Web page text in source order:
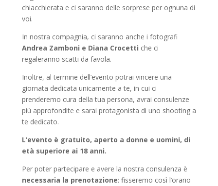
chiacchierata e ci saranno delle sorprese per ognuna di
voi.
In nostra compagnia, ci saranno anche i fotografi
Andrea Zamboni e Diana Crocetti che ci
regaleranno scatti da favola.
Inoltre, al termine dell’evento potrai vincere una
giornata dedicata unicamente a te, in cui ci
prenderemo cura della tua persona, avrai consulenze
più approfondite e sarai protagonista di uno shooting a
te dedicato.
L’evento è gratuito, aperto a donne e uomini, di
età superiore ai 18 anni.
Per poter partecipare e avere la nostra consulenza è
necessaria la prenotazione: fisseremo così l’orario